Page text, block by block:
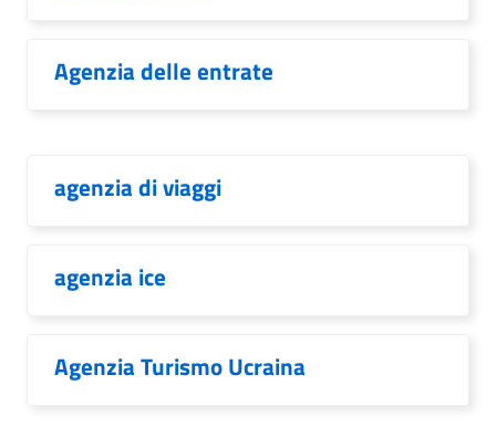
Agenzia delle entrate
agenzia di viaggi
agenzia ice
Agenzia Turismo Ucraina